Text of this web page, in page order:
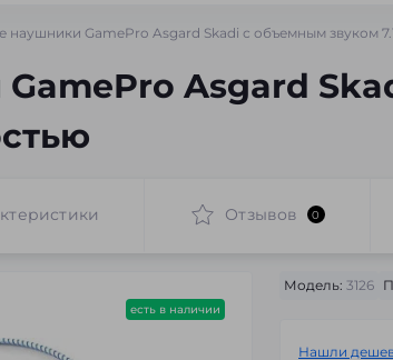
наушники GamePro Asgard Skadi с объемным звуком
Asgard
Отзывов 0
есть в наличии
Модель: 3126
Нашли